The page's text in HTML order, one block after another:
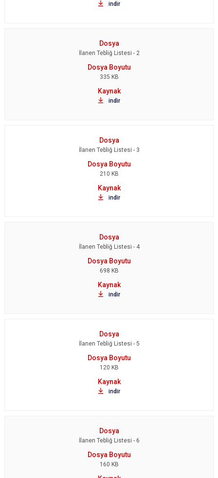
indir
İlanen Tebliğ Listesi - 2
335 KB
indir
İlanen Tebliğ Listesi - 3
210 KB
indir
İlanen Tebliğ Listesi - 4
698 KB
indir
İlanen Tebliğ Listesi - 5
120 KB
indir
İlanen Tebliğ Listesi - 6
160 KB